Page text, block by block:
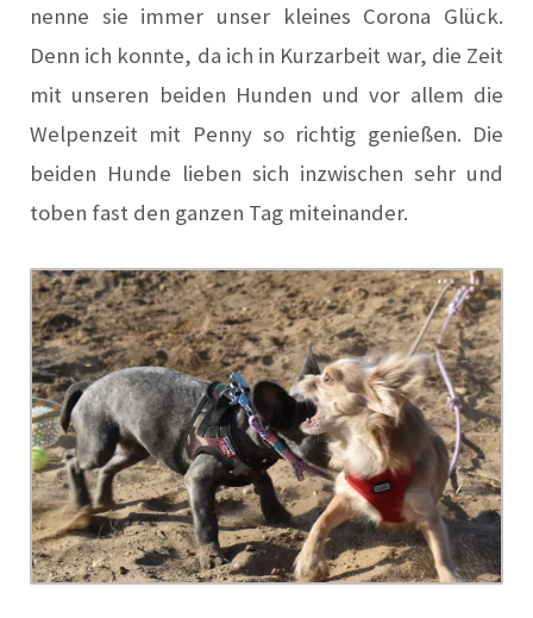
nenne sie immer unser kleines Corona Glück.
Denn ich konnte, da ich in Kurzarbeit war, die Zeit
mit unseren beiden Hunden und vor allem die
Welpenzeit mit Penny so richtig genießen. Die
beiden Hunde lieben sich inzwischen sehr und
toben fast den ganzen Tag miteinander.